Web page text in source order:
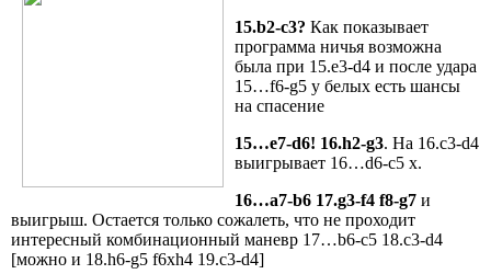
15.b2-c3? Как показывает
программа ничья возможна
была при 15.e3-d4 и после удара
15…f6-g5 у белых есть шансы
на спасение
15…e7-d6! 16.h2-g3. На 16.c3-d4
выигрывает 16…d6-c5 x.
16…a7-b6 17.g3-f4 f8-g7 и
выигрыш. Остается только сожалеть, что не проходит
интересный комбинационный маневр 17…b6-c5 18.c3-d4
[можно и 18.h6-g5 f6xh4 19.c3-d4]